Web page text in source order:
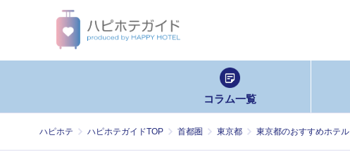
コラム一覧
ハピホテ ハピホテガイドTOP 首都圏 東京都 東京都のおすすめホテル